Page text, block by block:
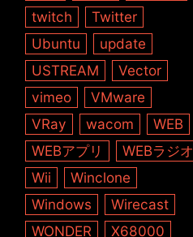
twitch
Twitter
Ubuntu
update
USTREAM
Vector
vimeo
VMware
VRay
wacom
WEB
WEBアプリ
WEBラジオ
Wii
Winclone
Windows
Wirecast
WONDER
X68000